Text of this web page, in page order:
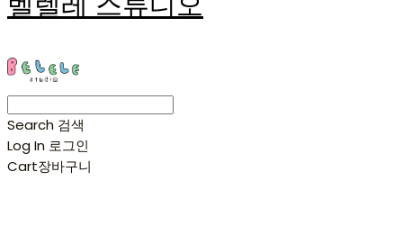
Search 검색
Log In 로그인
Cart장바구니